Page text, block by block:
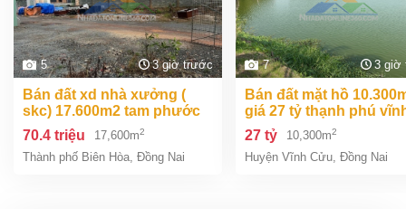
5 3 giờ trước
bán đất xd nhà xưởng (
skc) 17.600m2 tam phước
biên hòa đồng nai giá 70,4
tỷ
70.4 triệu 17,600m2
Thành phố Biên Hòa, Đồng Nai
7 3 giờ
bán đất mặt hồ 10.300m2
giá 27 tỷ thạnh phú
cửu đồng nai.
27 tỷ 10,300m2
Huyện Vĩnh Cửu, Đồng Nai